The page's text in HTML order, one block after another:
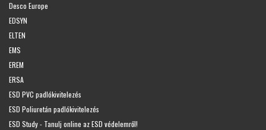
Desco Europe
EDSYN
ELTEN
EMS
EREM
ERSA
ESD PVC padlókivitelezés
ESD Poliuretán padlókivitelezés
ESD Study - Tanulj online az ESD védelemről!